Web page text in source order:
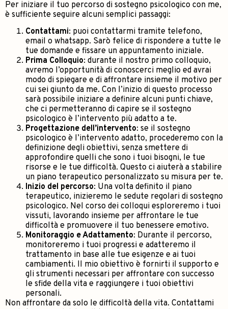
Per iniziare il tuo percorso di sostegno psicologico con me,
è sufficiente seguire alcuni semplici passaggi:
Contattami: puoi contattarmi tramite telefono,
email o whatsapp. Sarò felice di rispondere a tutte le
tue domande e fissare un appuntamento iniziale.
Prima Colloquio: durante il nostro primo colloquio,
avremo l’opportunità di conoscerci meglio ed avrai
modo di spiegare e di affrontare insieme il motivo per
cui sei giunto da me. Con l’inizio di questo processo
sarà possibile iniziare a definire alcuni punti chiave,
che ci permetteranno di capire se il sostegno
psicologico è l’intervento più adatto a te.
Progettazione dell’intervento: se il sostegno
psicologico è l’intervento adatto, procederemo con la
definizione degli obiettivi, senza smettere di
approfondire quelli che sono i tuoi bisogni, le tue
risorse e le tue difficoltà. Questo ci aiuterà a stabilire
un piano terapeutico personalizzato su misura per te.
Inizio del percorso: Una volta definito il piano
terapeutico, inizieremo le sedute regolari di sostegno
psicologico. Nel corso dei colloqui esploreremo i tuoi
vissuti, lavorando insieme per affrontare le tue
difficoltà e promuovere il tuo benessere emotivo.
Monitoraggio e Adattamento: Durante il percorso,
monitoreremo i tuoi progressi e adatteremo il
trattamento in base alle tue esigenze e ai tuoi
cambiamenti. Il mio obiettivo è fornirti il supporto e
gli strumenti necessari per affrontare con successo
le sfide della vita e raggiungere i tuoi obiettivi
personali.
Non affrontare da solo le difficoltà della vita. Contattami